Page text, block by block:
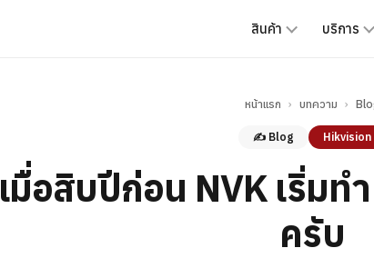
สินค้า บริการ
หน้าแรก › บทความ ›
✍️ Blog Hikvision
เมื่อสิบปีก่อน NVK เริ่มท
ครับ